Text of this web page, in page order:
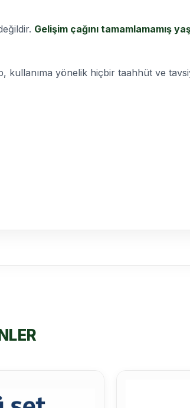
Gelişim çağını tamamlamamış
kullanıma yönelik hiçbir taahhüt ve